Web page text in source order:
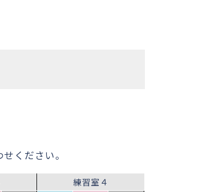
ください。
練習室４